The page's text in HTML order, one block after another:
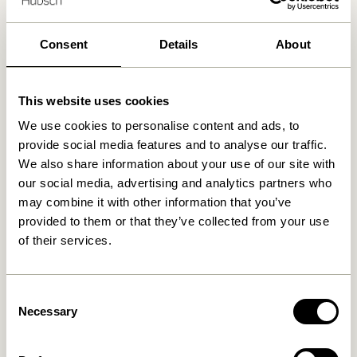
Consent Details About
This website uses cookies
We use cookies to personalise content and ads, to
provide social media features and to analyse our traffic.
We also share information about your use of our site with
our social media, advertising and analytics partners who
may combine it with other information that you’ve
provided to them or that they’ve collected from your use
of their services.
Selection
Necessary
Kostenlose Lieferung über499 DKK*
Ähnliche Produkte
Nobby Schrank Naturfarben